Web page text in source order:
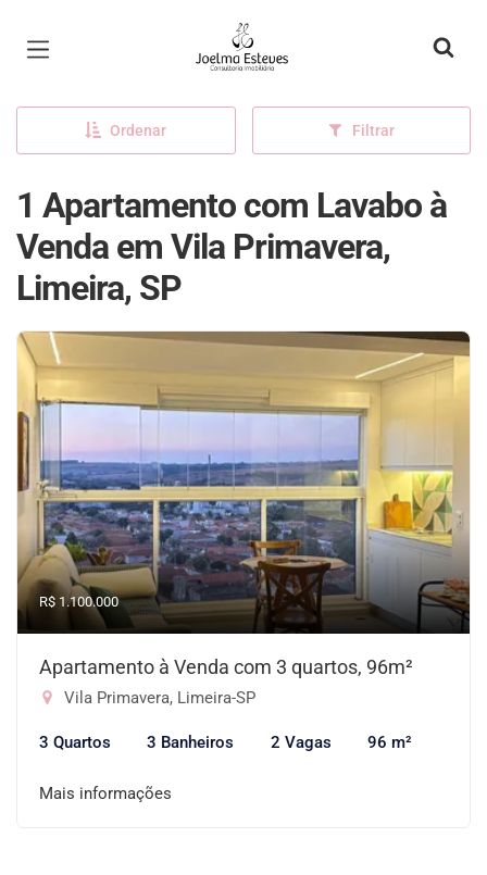
Página inicial
Ordenar Filtrar
1 Apartamento com Lavabo à
Venda em Vila Primavera,
Limeira, SP
R$ 1.100.000
Apartamento à Venda com 3 quartos, 96m²
Vila Primavera, Limeira-SP
3 Quartos 3 Banheiros 2 Vagas 96 m²
Mais informações